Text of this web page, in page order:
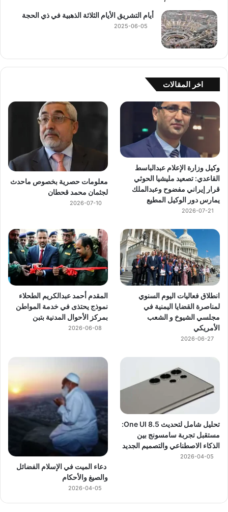
أيام التشريق الأيام الثلاثة الذهبية في ذي الحجة
2025-06-05
اخر المقالات
وكيل وزارة الإعلام عبدالباسط
القاعدي: تصعيد مليشيا الحوثي
قرار إيراني مفضوح وعبدالملك
يمارس دور الوكيل المطيع
2026-07-21
معلومات حصرية بخصوص ماحدث
لجثمان محمد قحطان
2026-07-10
انطلاق فعاليات اليوم السنوي
لمناصرة القضايا اليمنية في
مجلسي الشيوخ و الشعب
الأمريكي
2026-06-27
المقدم أحمد عبدالكريم الطحلاء
نموذج يحتذى في خدمة المواطن
بمركز الأحوال المدنية بتبن
2026-06-08
تحليل شامل لتحديث One UI 8.5:
مستقبل تجربة سامسونج بين
الذكاء الاصطناعي والتصميم الجديد
2026-04-05
دعاء الميت في الإسلام الفضائل
والصيغ والأحكام
2026-04-05